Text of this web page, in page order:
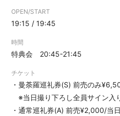
ログイン
OPEN/START
19:15 / 19:45
時間
特典会 20:45-21:45
チケット
・曼荼羅巡礼券(S) 前売のみ
※当日撮り下ろし全員サイン入
・通常巡礼券(A) 前売¥2,000/当